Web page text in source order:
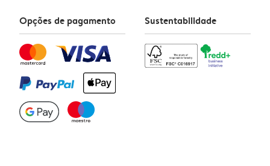
Opções de pagamento Sustentabilidade